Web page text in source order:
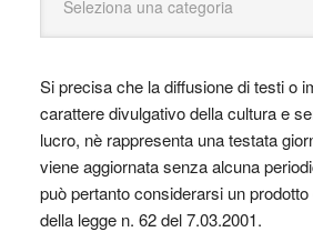
Si precisa che la diffusione di testi o
carattere divulgativo della cultura e
lucro, nè rappresenta una testata
viene aggiornata senza alcuna
può pertanto considerarsi un
della legge n. 62 del 7.03.2001.